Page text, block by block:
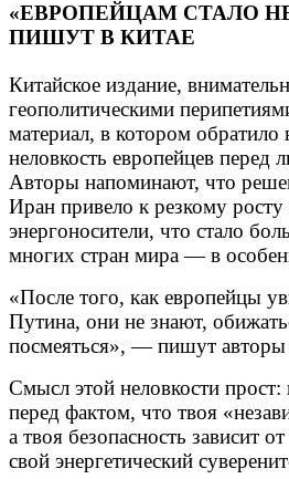
«ЕВРОПЕЙЦАМ СТАЛО
ПИШУТ В КИТАЕ
Китайское издание,
геополитическими
материал, в котором обратило
неловкость европейцев перед
Авторы напоминают, что
Иран привело к резкому росту
энергоносители, что стало
многих стран мира — в
«После того, как европейцы
Путина, они не знают,
посмеяться», — пишут авторы
Смысл этой неловкости прост:
перед фактом, что твоя
а твоя безопасность зависит
свой энергетический